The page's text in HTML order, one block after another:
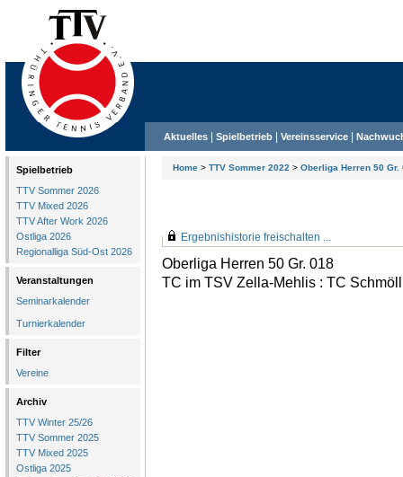
Aktuelles Spielbetrieb Vereinsservice
Home > TTV Sommer 2022 > Oberliga Herren 50 Gr.
Spielbetrieb
TTV Sommer 2026
TTV Mixed 2026
TTV After Work 2026
Ostliga 2026
Regionalliga Süd-Ost 2026
Veranstaltungen
Seminarkalender
Turnierkalender
Filter
Vereine
Archiv
TTV Winter 25/26
TTV Sommer 2025
TTV Mixed 2025
Ostliga 2025
Ergebnishistorie freischalten ...
Oberliga Herren 50 Gr. 018
TC im TSV Zella-Mehlis : TC